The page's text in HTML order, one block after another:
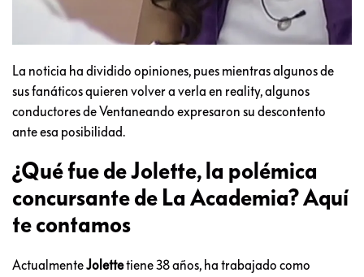
La noticia ha dividido opiniones, pues mientras algunos de
sus fanáticos quieren volver a verla en reality, algunos
conductores de Ventaneando expresaron su descontento
ante esa posibilidad.
¿Qué fue de Jolette, la polémica
concursante de La Academia? Aquí
te contamos
ActualmenteJolettetiene 38 años, ha trabajado como